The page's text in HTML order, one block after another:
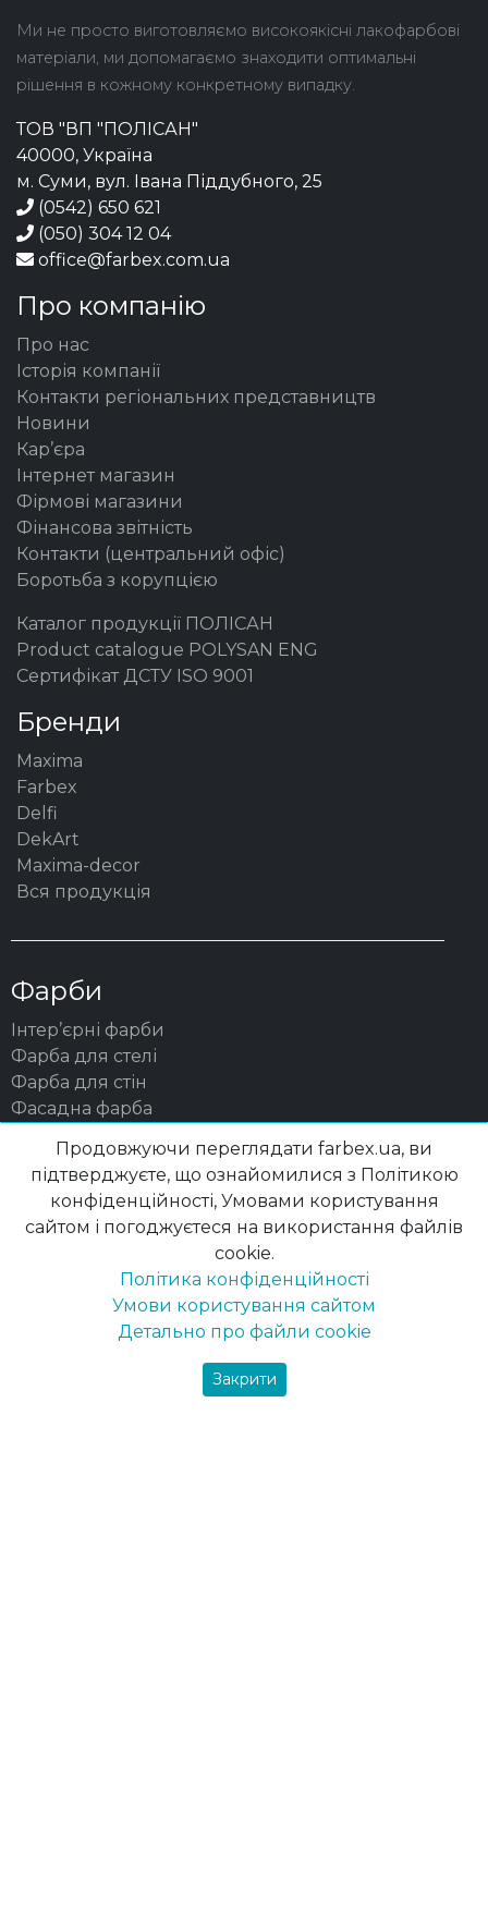
Ми не просто виготовляємо високоякісні лакофарбові
матеріали, ми допомагаємо знаходити оптимальні
рішення в кожному конкретному випадку.
ТОВ "ВП "ПОЛІСАН"
40000, Україна
м. Суми, вул. Івана Піддубного, 25
(0542) 650 621
(050) 304 12 04
office@farbex.com.ua
Про компанію
Про нас
Історія компанії
Контакти регіональних представництв
Новини
Кар’єра
Інтернет магазин
Фірмові магазини
Фінансова звітність
Контакти (центральний офіс)
Боротьба з корупцією
Каталог продукції ПОЛІСАН
Product catalogue POLYSAN ENG
Сертифікат ДСТУ ISO 9001
Бренди
Maxima
Farbex
Delfi
DekArt
Maxima-decor
Вся продукція
Фарби
Інтер’єрні фарби
Фарба для стелі
Фарба для стін
Фасадна фарба
Шпаклівка для мінеральних поверхонь
Грунтовки
Ґрунт по дереву
Ґрунт по металу
Ґрунтовки для мінеральних поверхонь
Лаки та деревозахист
Продовжуючи переглядати farbex.ua, ви
підтверджуєте, що ознайомилися з Політикою
конфіденційності, Умовами користування
сайтом і погоджуєтеся на використання файлів
cookie.
Політика конфіденційності
Умови користування сайтом
Детально про файли cookie
Закрити